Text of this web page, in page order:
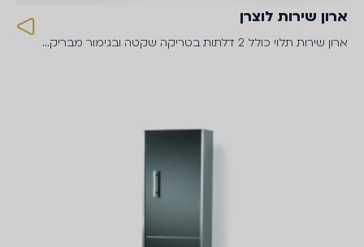
ארון שירות לוצרן
ארון שירות תלוי כולל 2 דלתות בטריקה שקטה ובגימור מבריק…